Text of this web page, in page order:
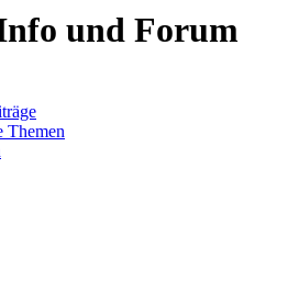
und Forum
Themen